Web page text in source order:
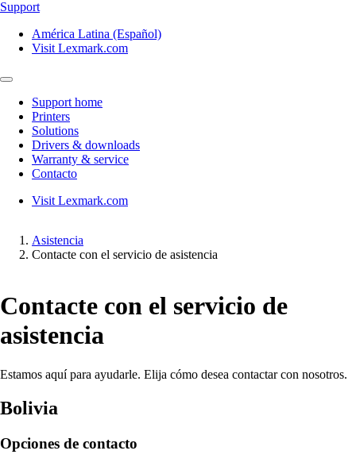
Support
América Latina (Español)
Visit Lexmark.com
Support home
Printers
Solutions
Drivers & downloads
Warranty & service
Contacto
Visit Lexmark.com
Asistencia
Contacte con el servicio de asistencia
Contacte con el servicio de
asistencia
Estamos aquí para ayudarle. Elija cómo desea contactar con nosotros.
Bolivia
Opciones de contacto